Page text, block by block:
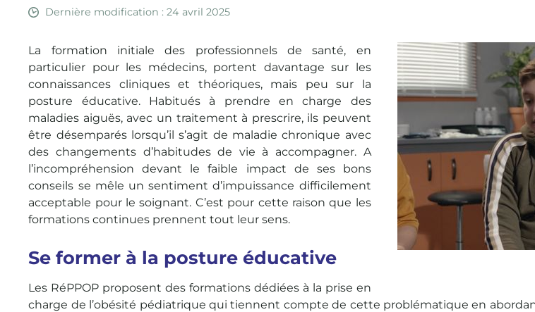
Dernière modification : 24 avril 2025
La formation initiale des professionnels de santé, en
particulier pour les médecins, portent davantage sur les
connaissances cliniques et théoriques, mais peu sur la
posture éducative. Habitués à prendre en charge des
maladies aiguës, avec un traitement à prescrire, ils peuvent
être désemparés lorsqu’il s’agit de maladie chronique avec
des changements d’habitudes de vie à accompagner. A
l’incompréhension devant le faible impact de ses bons
conseils se mêle un sentiment d’impuissance difficilement
acceptable pour le soignant. C’est pour cette raison que les
formations continues prennent tout leur sens.
Se former à la posture éducative
Les RéPPOP proposent des formations dédiées à la prise en
charge de l’obésité pédiatrique qui tiennent compte de cette problématique en